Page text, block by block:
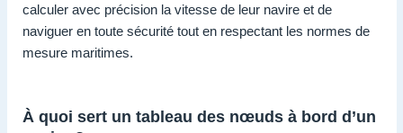
calculer avec précision la vitesse de leur navire et de
naviguer en toute sécurité tout en respectant les normes de
mesure maritimes.
À quoi sert un tableau des nœuds à bord d’un